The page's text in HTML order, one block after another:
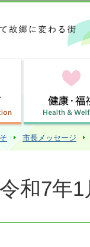
この
市長メッセージ
和7年1